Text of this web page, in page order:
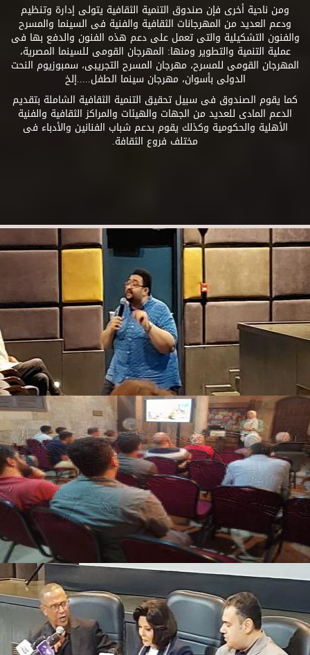
ومن ناحية أخرى فإن صندوق التنمية الثقافية يتولى إدارة وتنظيم
ودعم العديد من المهرجانات الثقافية والفنية فى السينما والمسرح
والفنون التشكيلية والتى تعمل على دعم هذه الفنون والدفع بها فى
عملية التنمية والتطوير ومنها: المهرجان القومى للسينما المصرية،
المهرجان القومى للمسرح، مهرجان المسرح التجريبى، سمبوزيوم النحت
الدولى بأسوان، مهرجان سينما الطفل.....إلخ
كما يقوم الصندوق فى سبيل تحقيق التنمية الثقافية الشاملة بتقديم
الدعم المادى للعديد من الجهات والهيئات والمراكز الثقافية والفنية
الأهلية والحكومية وكذلك يقوم بدعم شباب الفنانين والأدباء فى
مختلف فروع الثقافة.